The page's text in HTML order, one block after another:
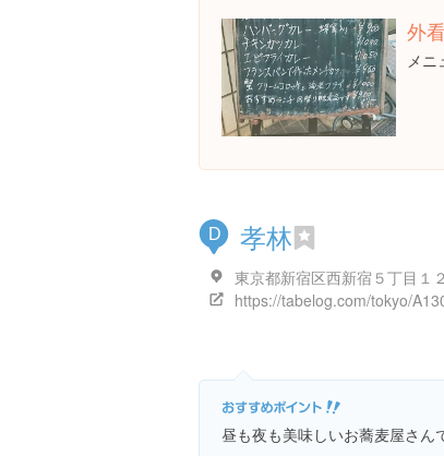
外
メ
D 孝林
昼も夜も美味しいお蕎麦屋さん